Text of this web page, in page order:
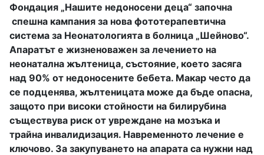
Фондация „Нашите недоносени деца“ започна
спешна кампания за нова фототерапевтична
система за Неонатологията в болница „Шейново“.
Апаратът е жизненоважен за лечението на
неонатална жълтеница, състояние, което засяга
над 90% от недоносените бебета. Макар често да
се подценява, жълтеницата може да бъде опасна,
защото при високи стойности на билирубина
съществува риск от увреждане на мозъка и
трайна инвалидизация. Навременното лечение е
ключово. За закупуването на апарата са нужни над